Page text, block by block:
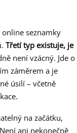
seznamky
Třetí typ existuje, je
není vzácný. Jde o
záměrem a je
úsilí – včetně
na začátku,
ani nekonečně